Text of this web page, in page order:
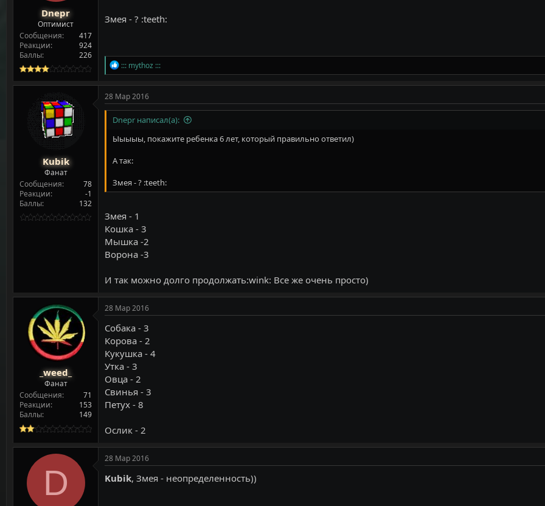
Dnepr
Оптимист
Сообщения
417
Реакции
924
Баллы
226
Змея - ? :teeth:
Р
е
а
к
ц
и
и
::: mythoz :::
Kubik
Фанат
Сообщения
78
Реакции
-1
Баллы
132
28 Мар 2016
Dnepr написал(а):
Ыыыыы, покажите ребенка 6 лет, который правильно ответил)
А так:
Змея - ? :teeth:
Змея - 1
Кошка - 3
Мышка -2
Ворона -3
И так можно долго продолжать:wink: Все же очень просто)
_weed_
Фанат
Сообщения
71
Реакции
153
Баллы
149
28 Мар 2016
Собака - 3
Корова - 2
Кукушка - 4
Утка - 3
Овца - 2
Свинья - 3
Петух - 8
Ослик - 2
D
28 Мар 2016
Kubik, Змея - неопределенность))